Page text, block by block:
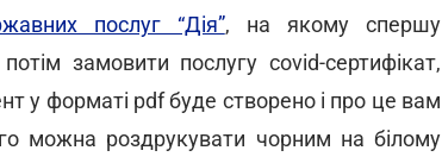
послуг “Дія”, на якому спершу
замовити послугу covid-сертифікат,
у форматі pdf буде створено і про це вам
можна роздрукувати чорним на білому